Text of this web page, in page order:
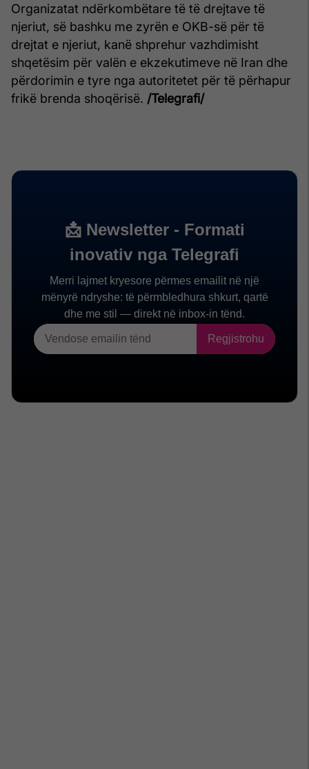
Organizatat ndërkombëtare të të drejtave të
njeriut, së bashku me zyrën e OKB-së për të
drejtat e njeriut, kanë shprehur vazhdimisht
shqetësim për valën e ekzekutimeve në Iran dhe
përdorimin e tyre nga autoritetet për të përhapur
frikë brenda shoqërisë. /Telegrafi/